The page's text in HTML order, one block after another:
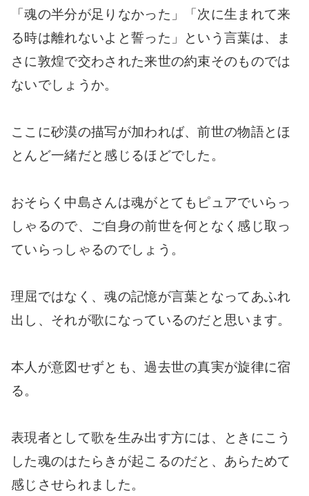
「魂の半分が足りなかった」「次に生まれて来
る時は離れないよと誓った」という言葉は、ま
さに敦煌で交わされた来世の約束そのものでは
ないでしょうか。
ここに砂漠の描写が加われば、前世の物語とほ
とんど一緒だと感じるほどでした。
おそらく中島さんは魂がとてもピュアでいらっ
しゃるので、ご自身の前世を何となく感じ取っ
ていらっしゃるのでしょう。
理屈ではなく、魂の記憶が言葉となってあふれ
出し、それが歌になっているのだと思います。
本人が意図せずとも、過去世の真実が旋律に宿
る。
表現者として歌を生み出す方には、ときにこう
した魂のはたらきが起こるのだと、あらためて
感じさせられました。